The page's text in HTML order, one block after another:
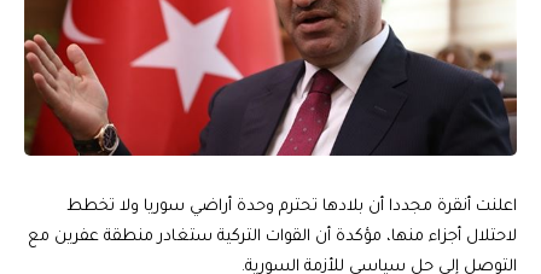
اعلنت أنقرة مجددا أن بلادها تحترم وحدة أراضي سوريا ولا تخطط
لاحتلال أجزاء منها، مؤكدة أن القوات التركية ستغادر منطقة عفرين مع
التوصل إلى حل سياسي للأزمة السورية.